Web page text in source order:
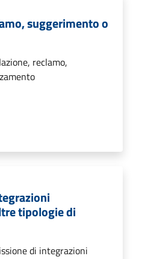
suggerimento o
reclamo,
tipologie di
di integrazioni